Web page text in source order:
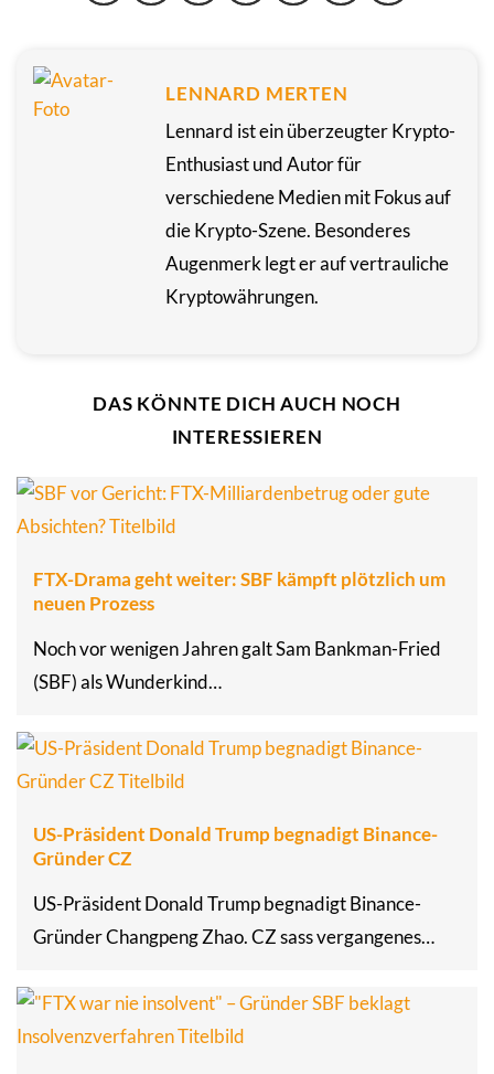
LENNARD MERTEN
Lennard ist ein überzeugter Krypto-
Enthusiast und Autor für
verschiedene Medien mit Fokus auf
die Krypto-Szene. Besonderes
Augenmerk legt er auf vertrauliche
Kryptowährungen.
DAS KÖNNTE DICH AUCH NOCH
INTERESSIEREN
FTX-Drama geht weiter: SBF kämpft plötzlich um
neuen Prozess
Noch vor wenigen Jahren galt Sam Bankman-Fried
(SBF) als Wunderkind…
US-Präsident Donald Trump begnadigt Binance-
Gründer CZ
US-Präsident Donald Trump begnadigt Binance-
Gründer Changpeng Zhao. CZ sass vergangenes…